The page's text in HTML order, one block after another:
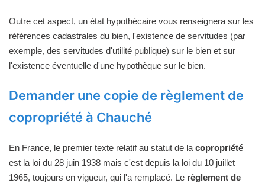
Outre cet aspect, un état hypothécaire vous renseignera sur les
références cadastrales du bien, l'existence de servitudes (par
exemple, des servitudes d'utilité publique) sur le bien et sur
l'existence éventuelle d'une hypothèque sur le bien.
Demander une copie de règlement de
copropriété à Chauché
En France, le premier texte relatif au statut de la copropriété
est la loi du 28 juin 1938 mais c'est depuis la loi du 10 juillet
1965, toujours en vigueur, qui l'a remplacé. Le règlement de